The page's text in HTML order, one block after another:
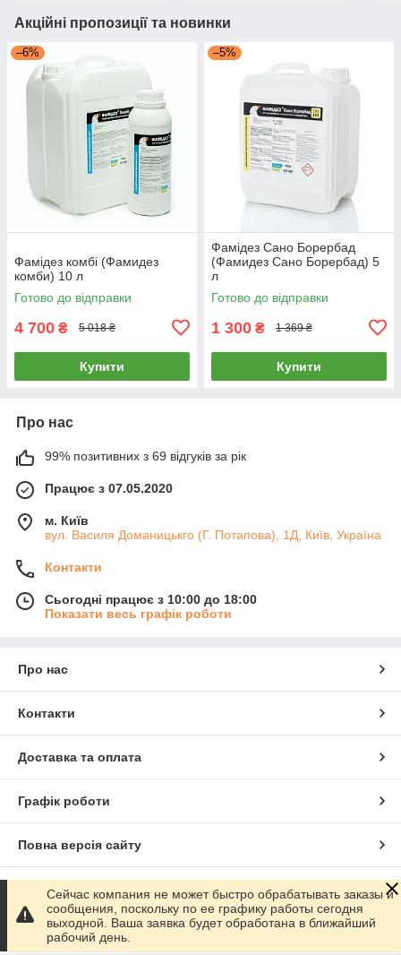
Акційні пропозиції та новинки
–6%
Фамідез комбі (Фамидез
комби) 10 л
Готово до відправки
4 700 ₴ 5 018 ₴
Купити
–5%
Фамідез Сано Борербад
(Фамидез Сано Борербад) 5
л
Готово до відправки
1 300 ₴ 1 369 ₴
Купити
Про нас
99% позитивних з 69 відгуків за рік
Працює з 07.05.2020
м. Київ
вул. Василя Доманицькго (Г. Потапова), 1Д, Київ, Україна
Контакти
Сьогодні працює з 10:00 до 18:00
Показати весь графік роботи
Про нас
Контакти
Доставка та оплата
Графік роботи
Повна версія сайту
Сайт створено на маркетплейсі Prom.ua
Політика конфіденційності
Сейчас компания не может быстро обрабатывать заказы и
сообщения, поскольку по ее графику работы сегодня
выходной. Ваша заявка будет обработана в ближайший
рабочий день.